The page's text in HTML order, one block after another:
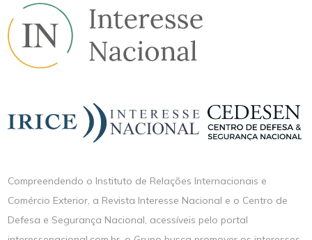
Compreendendo o Instituto de Relações Internacionais e
Comércio Exterior, a Revista Interesse Nacional e o Centro de
Defesa e Segurança Nacional, acessíveis pelo portal